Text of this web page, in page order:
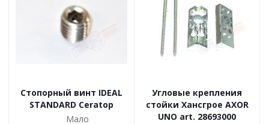
Стопорный винт IDEAL
STANDARD Ceratop
Мало
Угловые крепления
стойки Хансгрое AXOR
UNO art. 28693000